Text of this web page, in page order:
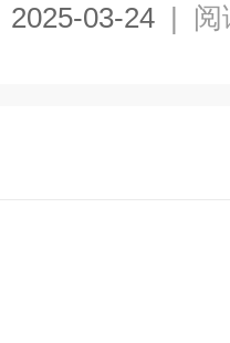
2025-03-24 | 阅